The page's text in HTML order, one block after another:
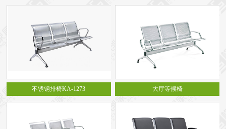
不锈钢排椅KA-1273 大厅等候椅